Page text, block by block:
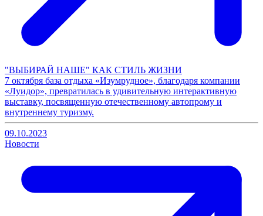
"ВЫБИРАЙ НАШЕ" КАК СТИЛЬ ЖИЗНИ
7 октября база отдыха «Изумрудное», благодаря компании
«Луидор», превратилась в удивительную интерактивную
выставку, посвященную отечественному автопрому и
внутреннему туризму.
09.10.2023
Новости